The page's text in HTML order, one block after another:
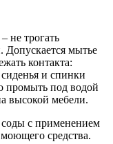
не трогать
Допускается мытье
контакта:
и спинки
промыть под водой
высокой мебели.
с применением
средства.